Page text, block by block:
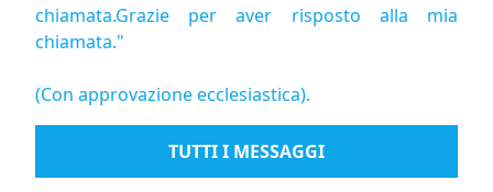
chiamata.Grazie per aver risposto alla mia
chiamata."
(Con approvazione ecclesiastica).
TUTTI I MESSAGGI